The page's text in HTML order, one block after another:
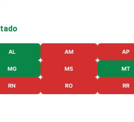
AL AM AP
MG MS MT
RN RO RR